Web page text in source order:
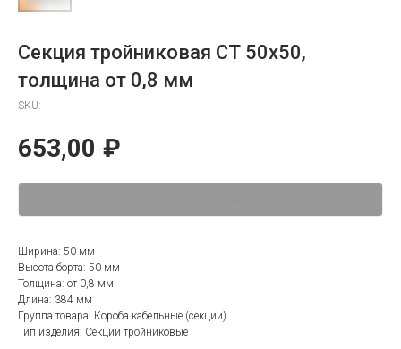
Секция тройниковая СТ 50х50,
толщина от 0,8 мм
SKU:
653,00 ₽
Ширина: 50 мм
Высота борта: 50 мм
Толщина: от 0,8 мм
Длина: 384 мм
Группа товара: Короба кабельные (секции)
Тип изделия: Секции тройниковые